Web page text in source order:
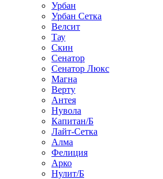
Урбан
Урбан Сетка
Велсит
Тау
Скин
Сенатор
Сенатор Люкс
Магна
Верту
Антея
Нувола
Капитан/Б
Лайт-Сетка
Алма
Фелиция
Арко
Нулит/Б